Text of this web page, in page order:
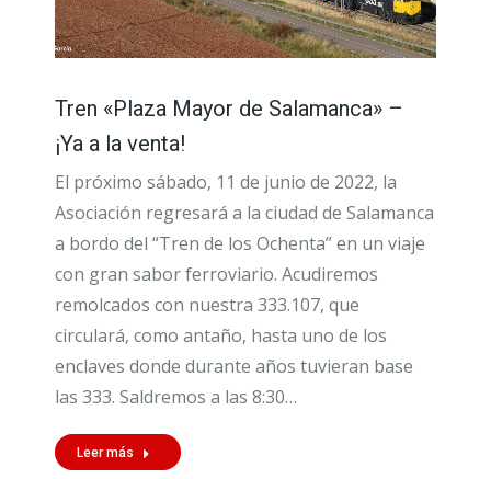
Tren «Plaza Mayor de Salamanca» –
¡Ya a la venta!
El próximo sábado, 11 de junio de 2022, la
Asociación regresará a la ciudad de Salamanca
a bordo del “Tren de los Ochenta” en un viaje
con gran sabor ferroviario. Acudiremos
remolcados con nuestra 333.107, que
circulará, como antaño, hasta uno de los
enclaves donde durante años tuvieran base
las 333. Saldremos a las 8:30…
Leer más